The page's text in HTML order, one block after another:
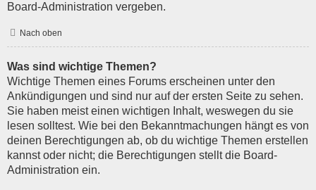
Board-Administration vergeben.
Nach oben
Was sind wichtige Themen?
Wichtige Themen eines Forums erscheinen unter den
Ankündigungen und sind nur auf der ersten Seite zu sehen.
Sie haben meist einen wichtigen Inhalt, weswegen du sie
lesen solltest. Wie bei den Bekanntmachungen hängt es von
deinen Berechtigungen ab, ob du wichtige Themen erstellen
kannst oder nicht; die Berechtigungen stellt die Board-
Administration ein.